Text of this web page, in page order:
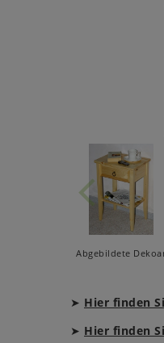
Abgebildete
➤ Hier finden
➤ Hier finden